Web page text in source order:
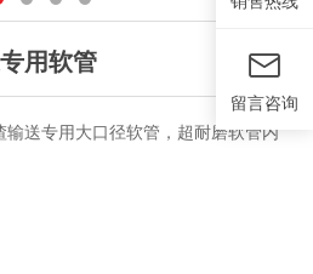
用软管
送专用大口径软管，超耐磨软管内
留言咨询